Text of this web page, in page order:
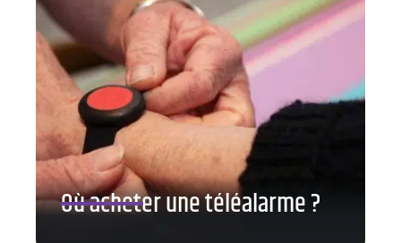
Où acheter une téléalarme ?